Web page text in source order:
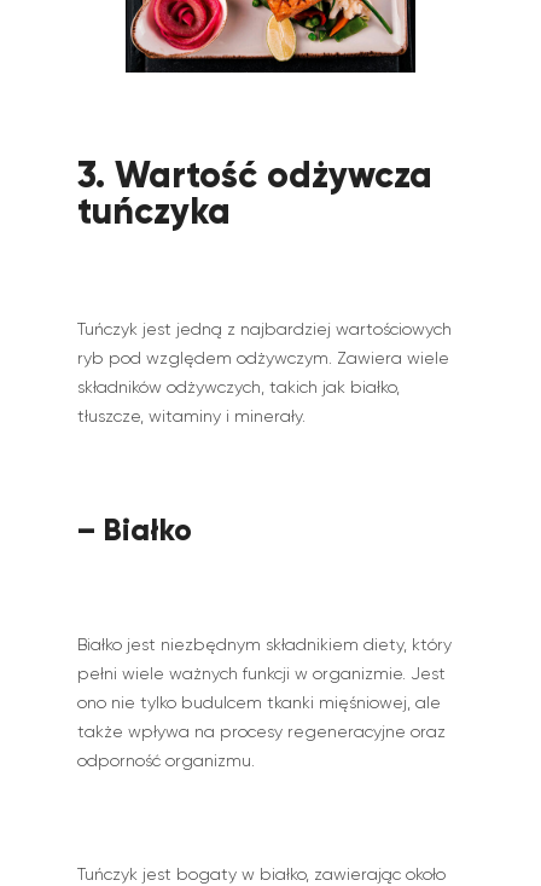
3. Wartość odżywcza
tuńczyka
Tuńczyk jest jedną z najbardziej wartościowych
ryb pod względem odżywczym. Zawiera wiele
składników odżywczych, takich jak białko,
tłuszcze, witaminy i minerały.
– Białko
Białko jest niezbędnym składnikiem diety, który
pełni wiele ważnych funkcji w organizmie. Jest
ono nie tylko budulcem tkanki mięśniowej, ale
także wpływa na procesy regeneracyjne oraz
odporność organizmu.
Tuńczyk jest bogaty w białko, zawierając około